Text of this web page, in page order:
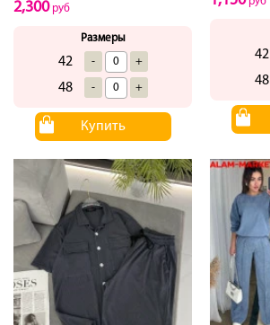
2,300руб
Размеры
42 - +
48 - +
Купить
42
48